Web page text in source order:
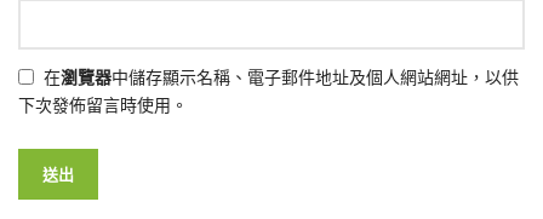
在瀏覽器中儲存顯示名稱、電子郵件地址及個人網站網址，以供
下次發佈留言時使用。